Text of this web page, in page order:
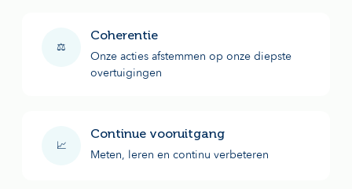
⚖️
Coherentie
Onze acties afstemmen op onze diepste
overtuigingen
📈
Continue vooruitgang
Meten, leren en continu verbeteren